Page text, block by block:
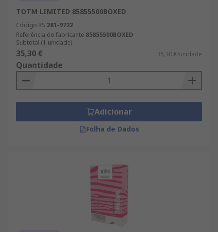
TOTM LIMITED 85855500BOXED
Código RS 281-9722
Referência do fabricante 85855500BOXED
Subtotal (1 unidade)
35,30 € 35,30 €/unidade
Quantidade
Adicionar
Folha de Dados